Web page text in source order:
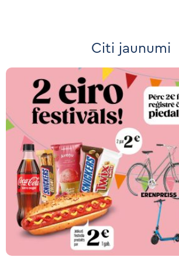
Citi jaunumi